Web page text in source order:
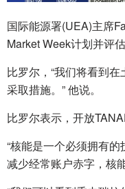
国际能源署(UEA)主席
Market Week计划并评
比罗尔，“我们将看到
采取措施。” 他说。
比罗尔表示，开放
“核能是一个必须拥有
减少经常账户赤字，核